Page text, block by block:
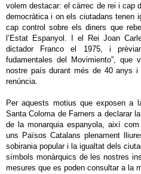
volem destacar: el càrrec de rei i cap
democràtica i on els ciutadans tenen
cap control sobre els diners que
l’Estat Espanyol. I el Rei Joan
dictador Franco el 1975, i
fudamentales del Movimiento”, que
nostre país durant més de 40 anys
renúncia.
Per aquests motius que exposen a
Santa Coloma de Farners a declarar
de la monarquia espanyola, així
uns Països Catalans plenament
sobirania popular i la igualtat dels
símbols monàrquics de les nostres
mesures que es poden consultar a la